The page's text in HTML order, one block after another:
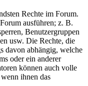
Rechte im Forum.
ausführen; z. B.
Benutzergruppen
usw. Die Rechte, die
davon abhängig, welche
oder ein anderer
können auch volle
ihnen das